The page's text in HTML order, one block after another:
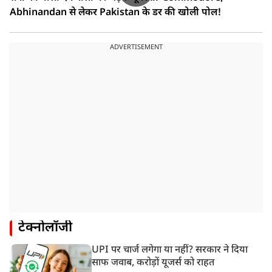
Abhinandan से लेकर Pakistan के डर की खोली पोल!
ADVERTISEMENT
टेक्नोलॉजी
UPI पर चार्ज लगेगा या नहीं? सरकार ने दिया
साफ जवाब, करोड़ों यूजर्स को राहत